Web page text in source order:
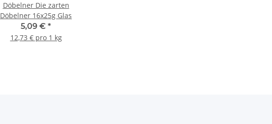
Döbelner Die zarten
Döbelner 16x25g Glas
5,09 € *
12,73 € pro 1 kg